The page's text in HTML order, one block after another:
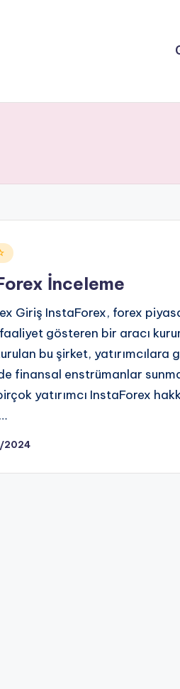
İnceleme
Giriş InstaForex, forex
faaliyet gösteren bir aracı
bu şirket, yatırımcılara
finansal enstrümanlar
yatırımcı InstaForex
2024